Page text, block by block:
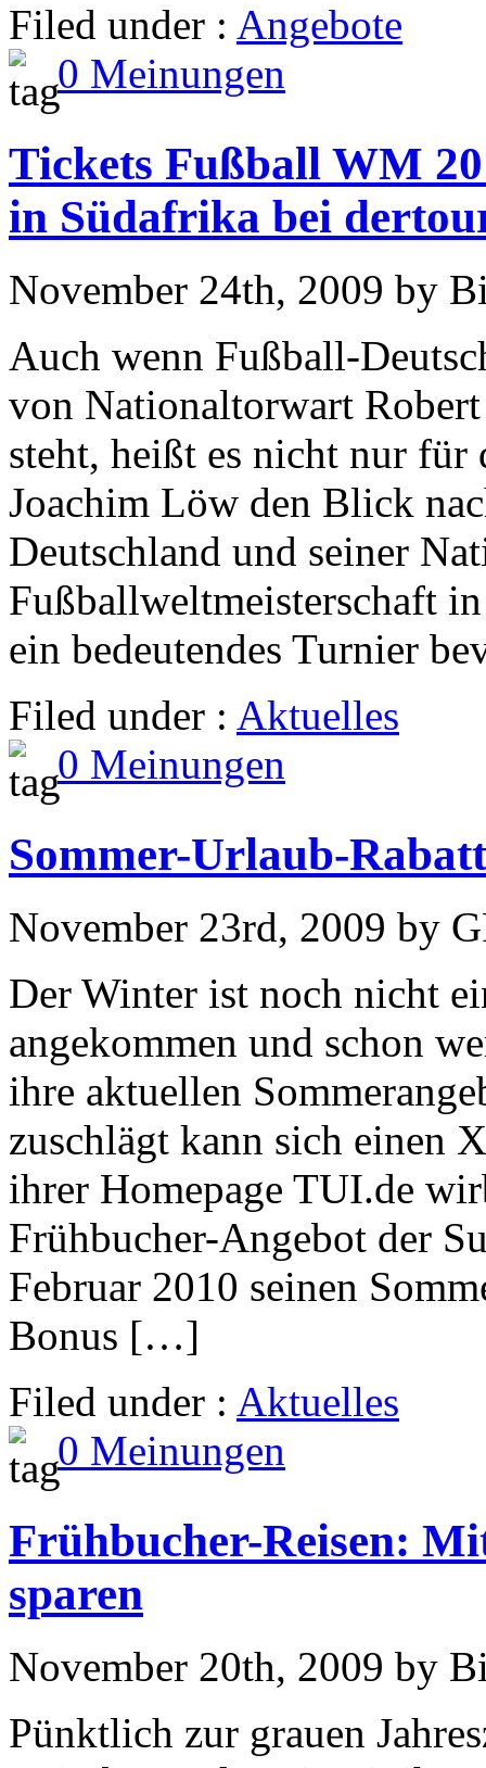
Filed under : Angebote
0 Meinungen
Tickets Fußball WM
in Südafrika bei
November 24th, 2009 by
Auch wenn Fußball-
von Nationaltorwart
steht, heißt es nicht nur
Joachim Löw den Blick
Deutschland und seiner
Fußballweltmeisterschaft
ein bedeutendes Turnier
Filed under : Aktuelles
0 Meinungen
Sommer-Urlaub-
November 23rd, 2009 by
Der Winter ist noch nicht
angekommen und schon
ihre aktuellen
zuschlägt kann sich einen
ihrer Homepage TUI.de
Frühbucher-Angebot der
Februar 2010 seinen
Bonus […]
Filed under : Aktuelles
0 Meinungen
Frühbucher-Reisen:
sparen
November 20th, 2009 by
Pünktlich zur grauen